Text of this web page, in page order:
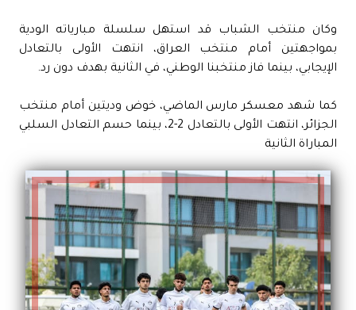
وكان منتخب الشباب قد استهل سلسلة مبارياته الودية
بمواجهتين أمام منتخب العراق، انتهت الأولى بالتعادل
الإيجابي، بينما فاز منتخبنا الوطني، في الثانية بهدف دون رد.
كما شهد معسكر مارس الماضي، خوض وديتين أمام منتخب
الجزائر، انتهت الأولى بالتعادل 2-2، بينما حسم التعادل السلبي
المباراة الثانية